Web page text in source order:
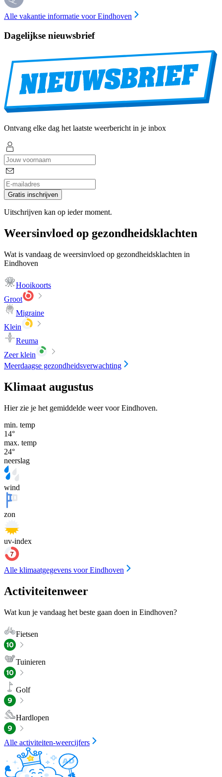
Alle vakantie informatie voor Eindhoven
Dagelijkse nieuwsbrief
Ontvang elke dag het laatste weerbericht in je inbox
Gratis inschrijven
Uitschrijven kan op ieder moment.
Weersinvloed op gezondheidsklachten
Wat is vandaag de weersinvloed op gezondheidsklachten in
Eindhoven
Hooikoorts
Groot
Migraine
Klein
Reuma
Zeer klein
Meerdaagse gezondheidsverwachting
Klimaat augustus
Hier zie je het gemiddelde weer voor Eindhoven.
min. temp
14°
max. temp
24°
neerslag
wind
zon
uv-index
Alle klimaatgegevens voor Eindhoven
Activiteitenweer
Wat kun je vandaag het beste gaan doen in Eindhoven?
Fietsen
Tuinieren
Golf
Hardlopen
Alle activiteiten-weercijfers